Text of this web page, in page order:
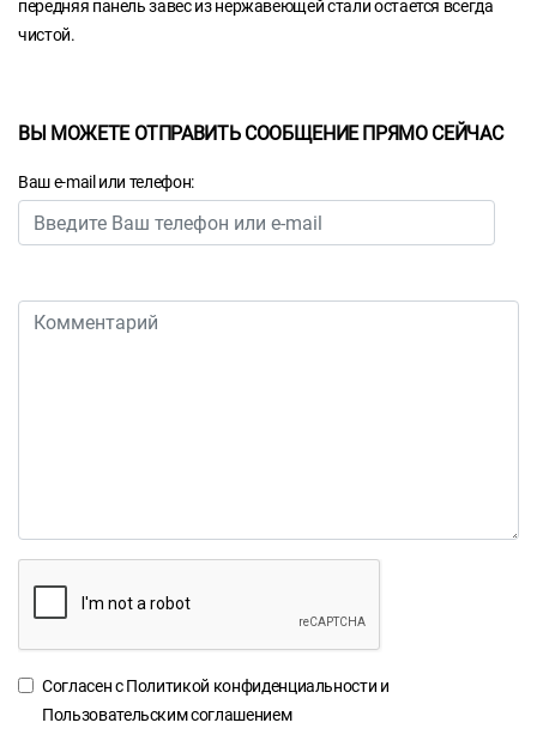
передняя панель завес из нержавеющей стали остается всегда
чистой.
ВЫ МОЖЕТЕ ОТПРАВИТЬ СООБЩЕНИЕ ПРЯМО СЕЙЧАС
Ваш e-mail или телефон:
Согласен сПолитикой конфиденциальности и
Пользовательским соглашением